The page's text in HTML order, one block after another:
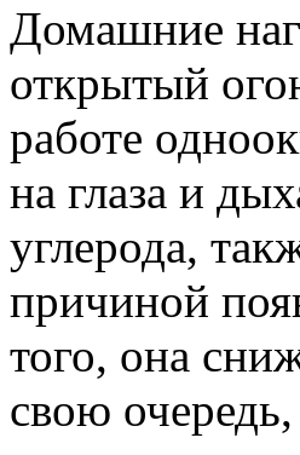
Домашние
открытый
работе
на глаза и
углерода,
причиной
того, она
свою